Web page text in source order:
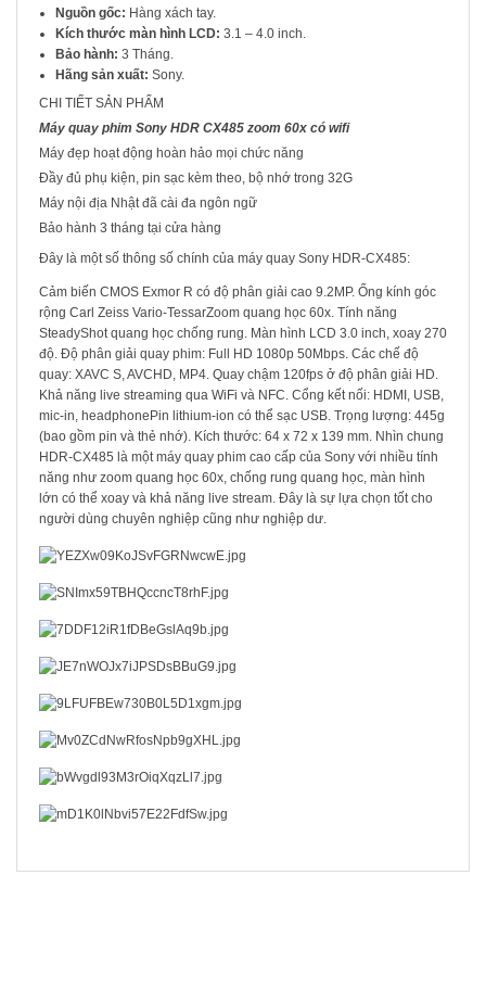
Nguồn gốc: Hàng xách tay.
Kích thước màn hình LCD: 3.1 – 4.0 inch.
Bảo hành: 3 Tháng.
Hãng sản xuất: Sony.
CHI TIẾT SẢN PHẨM
Máy quay phim Sony HDR CX485 zoom 60x có wifi
Máy đẹp hoạt động hoàn hảo mọi chức năng
Đầy đủ phụ kiện, pin sạc kèm theo, bộ nhớ trong 32G
Máy nội địa Nhật đã cài đa ngôn ngữ
Bảo hành 3 tháng tại cửa hàng
Đây là một số thông số chính của máy quay Sony HDR-CX485:
Cảm biến CMOS Exmor R có độ phân giải cao 9.2MP. Ống kính góc
rộng Carl Zeiss Vario-TessarZoom quang học 60x. Tính năng
SteadyShot quang học chống rung. Màn hình LCD 3.0 inch, xoay 270
độ. Độ phân giải quay phim: Full HD 1080p 50Mbps. Các chế độ
quay: XAVC S, AVCHD, MP4. Quay chậm 120fps ở độ phân giải HD.
Khả năng live streaming qua WiFi và NFC. Cổng kết nối: HDMI, USB,
mic-in, headphonePin lithium-ion có thể sạc USB. Trọng lượng: 445g
(bao gồm pin và thẻ nhớ). Kích thước: 64 x 72 x 139 mm. Nhìn chung
HDR-CX485 là một máy quay phim cao cấp của Sony với nhiều tính
năng như zoom quang học 60x, chống rung quang học, màn hình
lớn có thể xoay và khả năng live stream. Đây là sự lựa chọn tốt cho
người dùng chuyên nghiệp cũng như nghiệp dư.